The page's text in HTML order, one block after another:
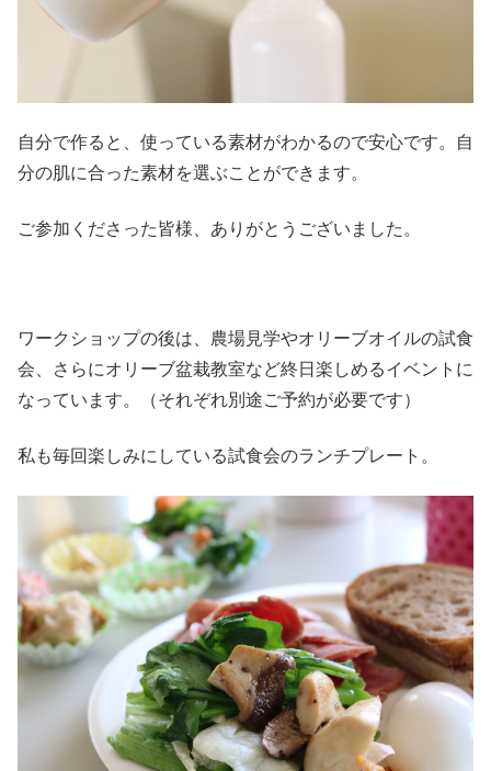
自分で作ると、使っている素材がわかるので安心です。自
分の肌に合った素材を選ぶことができます。
ご参加くださった皆様、ありがとうございました。
ワークショップの後は、農場見学やオリーブオイルの試食
会、さらにオリーブ盆栽教室など終日楽しめるイベントに
なっています。（それぞれ別途ご予約が必要です）
私も毎回楽しみにしている試食会のランチプレート。